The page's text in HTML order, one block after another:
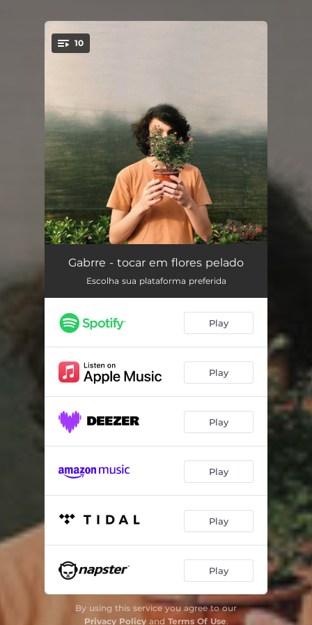
You're all set!
10
Verão de Novo 05:44
Gemütlichkeit
De Noite Eh Dia de Sair 03:50
No Meu Quarto 04:02
Elephants 03:05
Boris 04:02
Defender 04:04
06:53
Gabrre - tocar em flores pelado
Escolha sua plataforma preferida
Play
Play
Play
Play
Play
Play
By using this service you agree to our
Privacy Policyand Terms Of Use.